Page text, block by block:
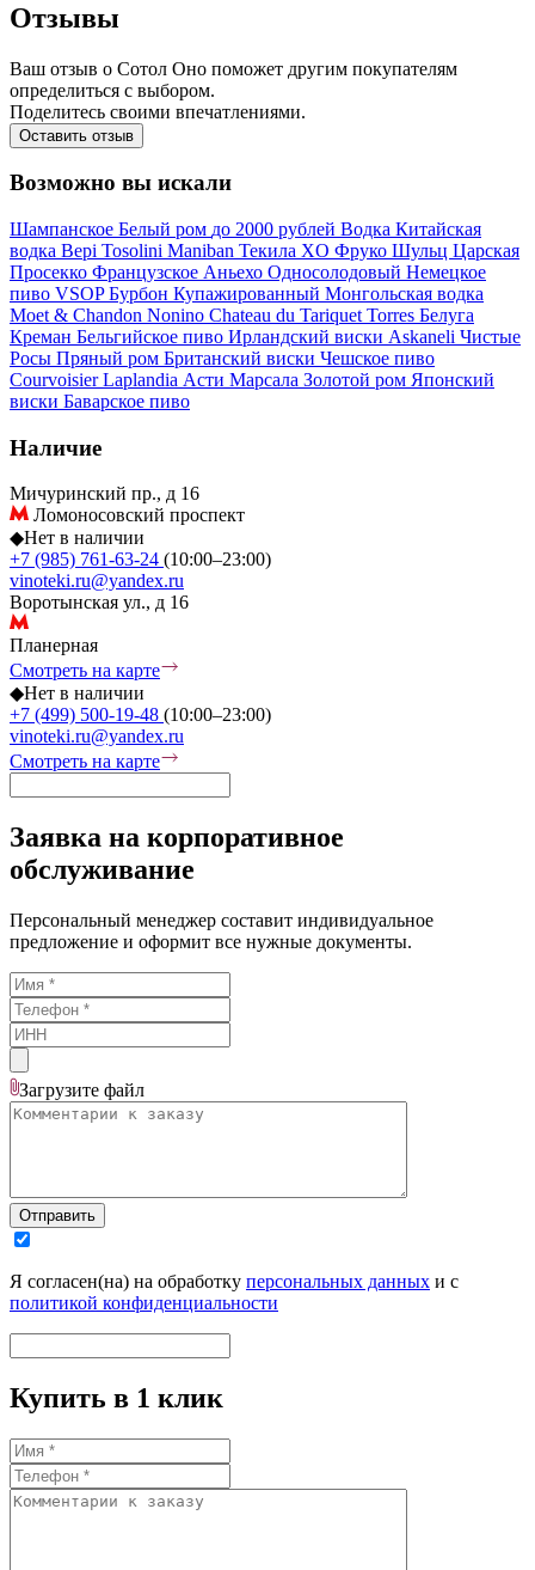
Отзывы
Ваш отзыв о Сотол Оно поможет другим покупателям
определиться с выбором.
Поделитесь своими впечатлениями.
Оставить отзыв
Возможно вы искали
Шампанское Белый ром до 2000 рублей Водка Китайская
водка Bepi Tosolini Maniban Текила XO Фруко Шульц Царская
Просекко Французское Аньехо Односолодовый Немецкое
пиво VSOPБурбон Купажированный Монгольская водка
Moet & Chandon Nonino Chateau du Tariquet Torres Белуга
Креман Бельгийское пиво Ирландский виски Askaneli Чистые
Росы Пряный ром Британский виски Чешское пиво
CourvoisierLaplandia Асти Марсала Золотой ром Японский
виски Баварское пиво
Наличие
Мичуринский пр., д 16
Ломоносовский проспект
◆Нет в наличии
+7 (985) 761-63-24 (10:00–23:00)
vinoteki.ru@yandex.ru
Воротынская ул., д 16
Планерная
Смотреть на карте
◆Нет в наличии
+7 (499) 500-19-48 (10:00–23:00)
vinoteki.ru@yandex.ru
Смотреть на карте
Заявка на корпоративное
обслуживание
Персональный менеджер составит индивидуальное
предложение и оформит все нужные документы.
Загрузите файл
Отправить
Я согласен(на) на обработку персональных данных и с
политикой конфиденциальности
Купить в 1 клик